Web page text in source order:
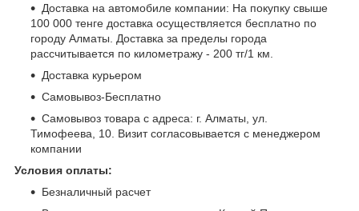
Доставка на автомобиле компании: На покупку свыше
100 000 тенге доставка осуществляется бесплатно по
городу Алматы. Доставка за пределы города
рассчитывается по километражу - 200 тг/1 км.
Доставка курьером
Самовывоз-Бесплатно
Самовывоз товара с адреса: г. Алматы, ул.
Тимофеева, 10. Визит согласовывается с менеджером
компании
Условия оплаты:
Безналичный расчет